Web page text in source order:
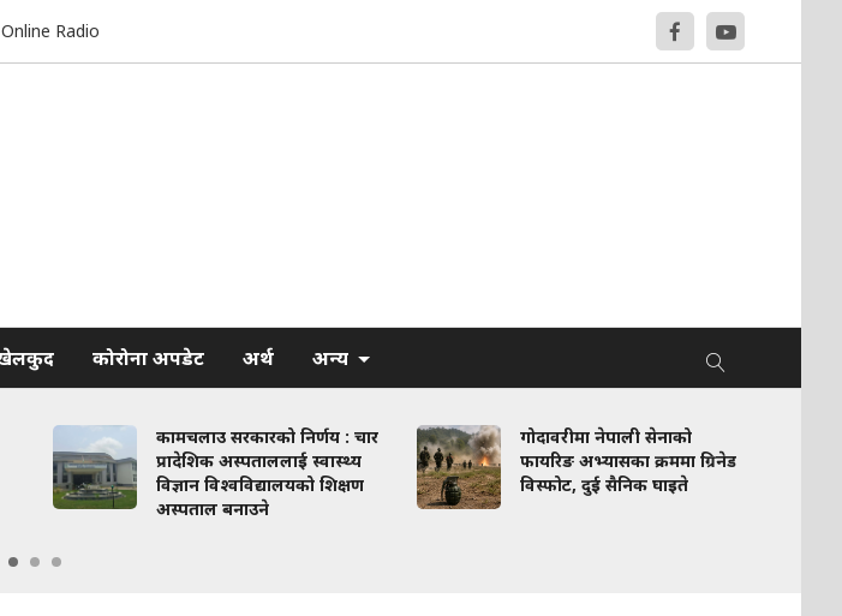
Radio
कोरोना अपडेट अर्थ अन्य
कामचलाउ सरकारको निर्णय : चार
प्रादेशिक अस्पताललाई स्वास्थ्य
विज्ञान विश्वविद्यालयको शिक्षण
अस्पताल बनाउने
गोदावरीमा नेपाली सेनाको
फायरिङ अभ्यासका क्रममा ग्रिनेड
विस्फोट, दुई सैनिक घाइते